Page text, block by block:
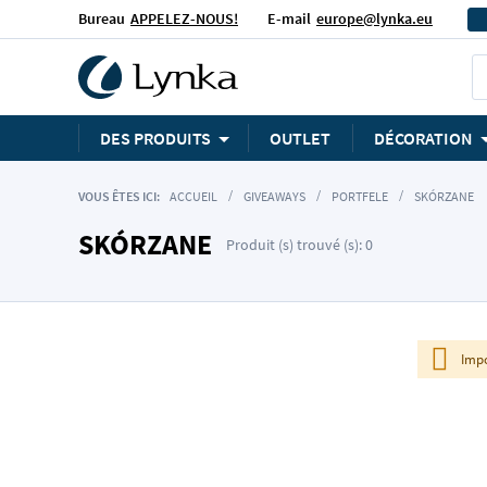
Bureau APPELEZ-NOUS! E-mail europe@lynka.eu
DES PRODUITS OUTLET DÉCORATION
VOUS ÊTES ICI: ACCUEIL GIVEAWAYS PORTFELE SKÓRZANE
SKÓRZANE Produit (s) trouvé (s): 0